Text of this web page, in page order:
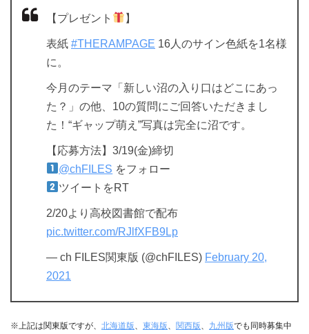
【プレゼント 】
表紙 #THERAMPAGE 16人のサイン色紙を1名様
に。
今月のテーマ「新しい沼の入り口はどこにあっ
た？」の他、10の質問にご回答いただきまし
た！“ギャップ萌え”写真は完全に沼です。
【応募方法】3/19(金)締切
@chFILES をフォロー
ツイートをRT
2/20より高校図書館で配布
pic.twitter.com/RJlfXFB9Lp
— ch FILES関東版 (@chFILES) February 20,
2021
※上記は関東版ですが、 北海道版 東海版 関西版 九州版でも同時募集中